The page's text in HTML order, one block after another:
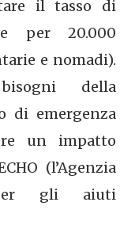
il tasso di
per 20.000
e nomadi).
della
di emergenza
un impatto
(l’Agenzia
per gli aiuti